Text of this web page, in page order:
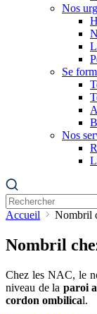
Nos
Se
Nos
Accueil Nombril
Nombril
Chez les NAC, le
niveau de la paroi
cordon ombilical.